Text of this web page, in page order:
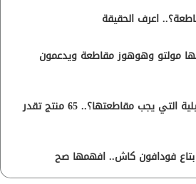
اعرف الحقيقة
مولتو وهوهوز مقاطعة ويدعمون
ما هي المنتجات الإسرائيلية التي يجب مقاطعتها؟.. 65 منتج تقدر
بتاع فودافون كاش.. افهمها صح